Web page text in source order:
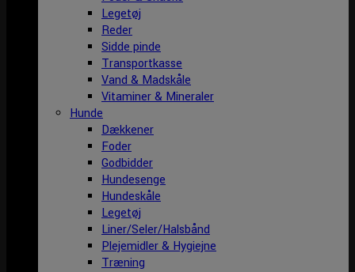
Legetøj
Reder
Sidde pinde
Transportkasse
Vand & Madskåle
Vitaminer & Mineraler
Hunde
Dækkener
Foder
Godbidder
Hundesenge
Hundeskåle
Legetøj
Liner/Seler/Halsbånd
Plejemidler & Hygiejne
Træning